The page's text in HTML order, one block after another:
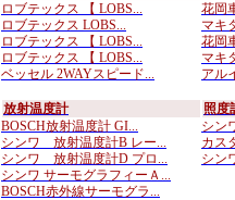
ロブテックス 【 LOBS...
ロブテックス LOBS...
ロブテックス 【 LOBS...
ロブテックス 【 LOBS...
ベッセル 2WAYスピード...
花岡
マキ
花岡
マキ
アル
放射温度計
BOSCH放射温度計 GI...
シンワ 放射温度計B レー...
シンワ 放射温度計D プロ...
シンワ サーモグラフィーＡ...
BOSCH赤外線サーモグラ...
照度
シン
カス
シン